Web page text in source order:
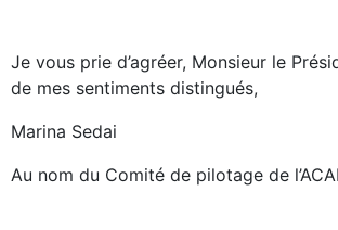
Je vous prie d’agréer, Monsieur le
de mes sentiments distingués,
Marina Sedai
Au nom du Comité de pilotage de l’ACAI